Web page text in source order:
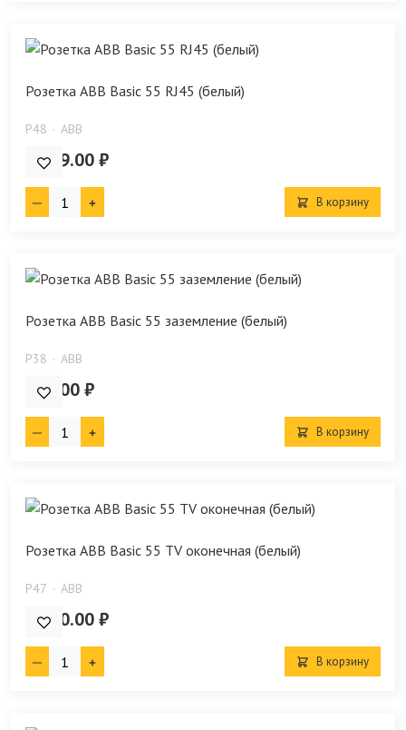
Розетка ABB Basic 55 RJ45 (белый)
P48 ABB
2 729.00 ₽
В корзину
Розетка ABB Basic 55 заземление (белый)
P38 ABB
476.00 ₽
В корзину
Розетка ABB Basic 55 TV оконечная (белый)
P47 ABB
1 490.00 ₽
В корзину